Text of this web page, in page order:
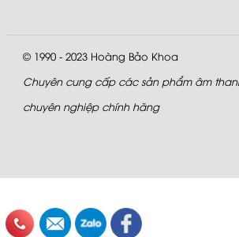
© 1990 - 2023 Hoàng Bảo Khoa
Chuyên cung cấp các sản phẩm âm
chuyên nghiệp chính hãng